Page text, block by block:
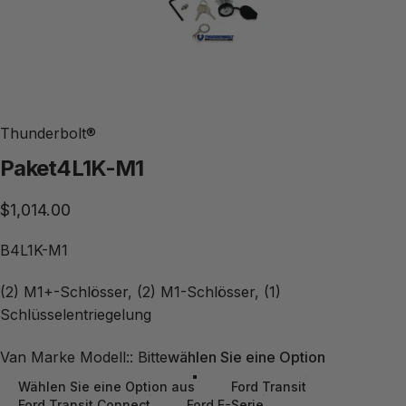
Thunderbolt®
Paket4L1K-M1
$1,014.00
B4L1K-M1
(2) M1+-Schlösser, (2) M1-Schlösser, (1)
Schlüsselentriegelung
Marke und Modell des Transporters:
Van Marke Modell:: Bittewählen Sie eine Option
Wählen Sie eine Option aus
Ford Transit